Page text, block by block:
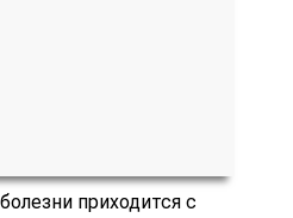
приходится с